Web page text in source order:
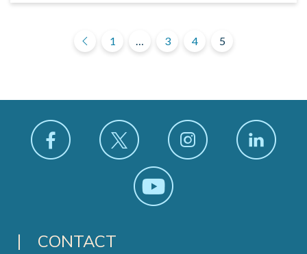
Pagination des
Précédent
1 3 4 5
CONTACT